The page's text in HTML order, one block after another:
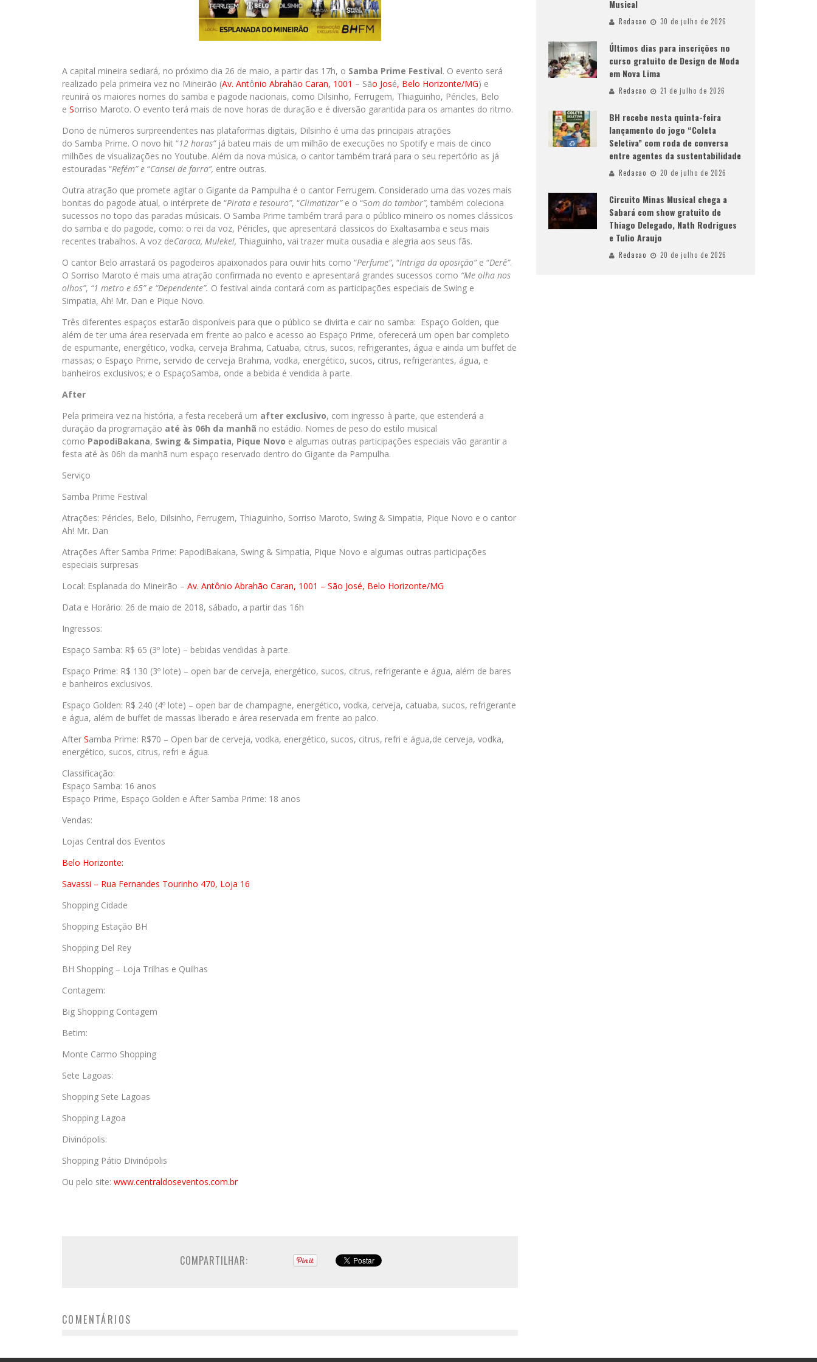
A capital mineira sediará, no próximo dia 26 de maio, a partir das 17h, o Samba Prime Festival. O evento será
realizado pela primeira vez no Mineirão (Av. Antônio Abrahão Caran, 1001 – São José, Belo Horizonte/MG) e
reunirá os maiores nomes do samba e pagode nacionais, como Dilsinho, Ferrugem, Thiaguinho, Péricles, Belo
e Sorriso Maroto. O evento terá mais de nove horas de duração e é diversão garantida para os amantes do ritmo.
Dono de números surpreendentes nas plataformas digitais, Dilsinho é uma das principais atrações
do Samba Prime. O novo hit “12 horas”já bateu mais de um milhão de execuções no Spotify e mais de cinco
milhões de visualizações no Youtube. Além da nova música, o cantor também trará para o seu repertório as já
estouradas “Refém” e “Cansei de farra”, entre outras.
Outra atração que promete agitar o Gigante da Pampulha é o cantor Ferrugem. Considerado uma das vozes mais
bonitas do pagode atual, o intérprete de “Pirata e tesouro”, “Climatizar”e o “Som do tambor”, também coleciona
sucessos no topo das paradas músicais. O Samba Prime também trará para o público mineiro os nomes clássicos
do samba e do pagode, como: o rei da voz, Péricles, que apresentará classicos do Exaltasamba e seus mais
recentes trabalhos. A voz deCaraca, Muleke!, Thiaguinho, vai trazer muita ousadia e alegria aos seus fãs.
O cantor Belo arrastará os pagodeiros apaixonados para ouvir hits como “Perfume”, “Intriga da oposição”e “Derê”.
O Sorriso Maroto é mais uma atração confirmada no evento e apresentará grandes sucessos como “Me olha nos
olhos”, “1 metro e 65” e “Dependente”. O festival ainda contará com as participações especiais de Swing e
Simpatia, Ah! Mr. Dan e Pique Novo.
Três diferentes espaços estarão disponíveis para que o público se divirta e cair no samba: Espaço Golden, que
além de ter uma área reservada em frente ao palco e acesso ao Espaço Prime, oferecerá um open bar completo
de espumante, energético, vodka, cerveja Brahma, Catuaba, citrus, sucos, refrigerantes, água e ainda um buffet de
massas; o Espaço Prime, servido de cerveja Brahma, vodka, energético, sucos, citrus, refrigerantes, água, e
banheiros exclusivos; e o EspaçoSamba, onde a bebida é vendida à parte.
After
Pela primeira vez na história, a festa receberá um after exclusivo, com ingresso à parte, que estenderá a
duração da programação até às 06h da manhã no estádio. Nomes de peso do estilo musical
como PapodiBakana, Swing & Simpatia, Pique Novo e algumas outras participações especiais vão garantir a
festa até às 06h da manhã num espaço reservado dentro do Gigante da Pampulha.
Serviço
Samba Prime Festival
Atrações: Péricles, Belo, Dilsinho, Ferrugem, Thiaguinho, Sorriso Maroto, Swing & Simpatia, Pique Novo e o cantor
Ah! Mr. Dan
Atrações After Samba Prime: PapodiBakana, Swing & Simpatia, Pique Novo e algumas outras participações
especiais surpresas
Local: Esplanada do Mineirão – Av. Antônio Abrahão Caran, 1001 – São José, Belo Horizonte/MG
Data e Horário: 26 de maio de 2018, sábado, a partir das 16h
Ingressos:
Espaço Samba: R$ 65 (3º lote) – bebidas vendidas à parte.
Espaço Prime: R$ 130 (3º lote) – open bar de cerveja, energético, sucos, citrus, refrigerante e água, além de bares
e banheiros exclusivos.
Espaço Golden: R$ 240 (4º lote) – open bar de champagne, energético, vodka, cerveja, catuaba, sucos, refrigerante
e água, além de buffet de massas liberado e área reservada em frente ao palco.
After Samba Prime: R$70 – Open bar de cerveja, vodka, energético, sucos, citrus, refri e água,de cerveja, vodka,
energético, sucos, citrus, refri e água.
Classificação:
Espaço Samba: 16 anos
Espaço Prime, Espaço Golden e After Samba Prime: 18 anos
Vendas:
Lojas Central dos Eventos
Belo Horizonte:
Savassi – Rua Fernandes Tourinho 470, Loja 16
Shopping Cidade
Shopping Estação BH
Shopping Del Rey
BH Shopping – Loja Trilhas e Quilhas
Contagem:
Big Shopping Contagem
Betim:
Monte Carmo Shopping
Sete Lagoas:
Shopping Sete Lagoas
Shopping Lagoa
Divinópolis:
Shopping Pátio Divinópolis
Ou pelo site: www.centraldoseventos.com.br
COMPARTILHAR:
COMENTÁRIOS
Musical
Redacao 30 de julho de 2026
Últimos dias para inscrições no
curso gratuito de Design de Moda
em Nova Lima
Redacao 21 de julho de 2026
BH recebe nesta quinta-feira
lançamento do jogo “Coleta
Seletiva” com roda de conversa
entre agentes da sustentabilidade
Redacao 20 de julho de 2026
Circuito Minas Musical chega a
Sabará com show gratuito de
Thiago Delegado, Nath Rodrigues
e Tulio Araujo
Redacao 20 de julho de 2026